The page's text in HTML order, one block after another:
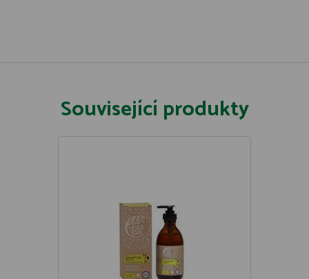
Související produkty